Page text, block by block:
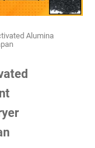
Alumina